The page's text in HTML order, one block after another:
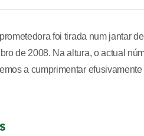
foi tirada num jantar
de 2008. Na altura, o actual
a cumprimentar